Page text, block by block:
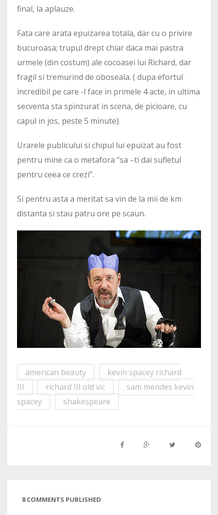
final, la aplauze.
Fata care arata epuizarea totala, dar cu o privire
bucuroasa; trupul drept chiar daca mai pastra
urmele (din costum) ale cocoasei lui Richard, dar
fragil si tremurind de oboseala. ( dupa efortul
incredibil pe care -l face in primele 4 acte, in ultima
secventa sta spinzurat in scena, de picioare, cu
capul in jos, peste 5 minute).
Urarele publicului si chipul lui epuizat au fost
pentru mine ca o metafora “sa –ti dai sufletul
pentru ceea ce crezi”.
Si pentru asta a meritat sa vin de la mii de km
distanta si stau patru ore pe scaun.
american beauty
kevin spacey richard
III
richard III old vic
sam mendes kevin
spacey
shakespeare
8 COMMENTS PUBLISHED